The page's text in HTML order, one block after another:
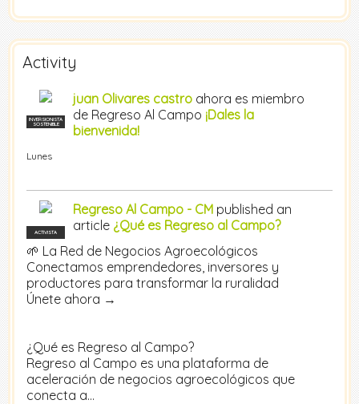
Activity
INVERSIONISTA
SOSTENIBLE
juan Olivares castro ahora es miembro
de Regreso Al Campo ¡Dales la
bienvenida!
Lunes
ACTIVISTA
Regreso Al Campo - CM published an
article ¿Qué es Regreso al Campo?
🌱 La Red de Negocios Agroecológicos
Conectamos emprendedores, inversores y
productores para transformar la ruralidad
Únete ahora →
¿Qué es Regreso al Campo?
Regreso al Campo es una plataforma de
aceleración de negocios agroecológicos que
conecta a…